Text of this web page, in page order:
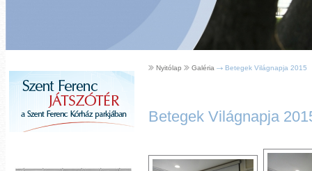
Nyitólap Galéria Betegek Világnapja 2015
Betegek Világnapja